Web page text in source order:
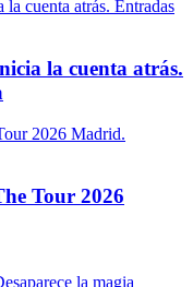
la cuenta atrás.
Tour 2026